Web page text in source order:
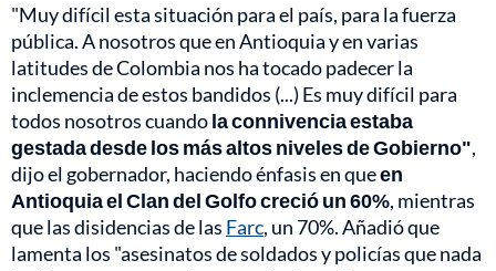
"Muy difícil esta situación para el país, para la fuerza
pública. A nosotros que en Antioquia y en varias
latitudes de Colombia nos ha tocado padecer la
inclemencia de estos bandidos (...) Es muy difícil para
todos nosotros cuandola connivencia estaba
gestada desde los más altos niveles de Gobierno",
dijo el gobernador, haciendo énfasis en queen
Antioquia el Clan del Golfo creció un 60%, mientras
que las disidencias de las Farc, un 70%. Añadió que
lamenta los "asesinatos de soldados y policías que nada